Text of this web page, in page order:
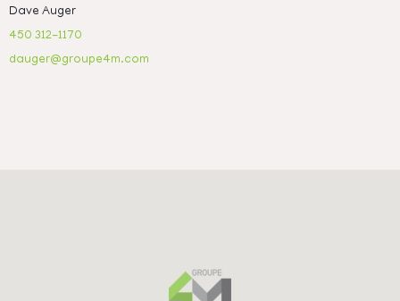
Dave Auger
450 312-1170
dauger@groupe4m.com